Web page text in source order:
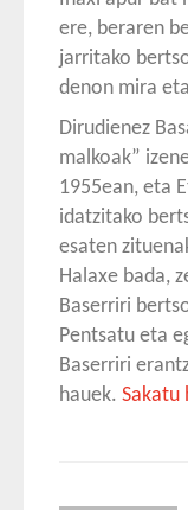
ere, beraren
jarritako
denon mira
Dirudienez
malkoak”
1955ean, eta
idatzitako
esaten
Halaxe bada,
Baserriri
Pentsatu eta
Baserriri
hauek. Sakatu